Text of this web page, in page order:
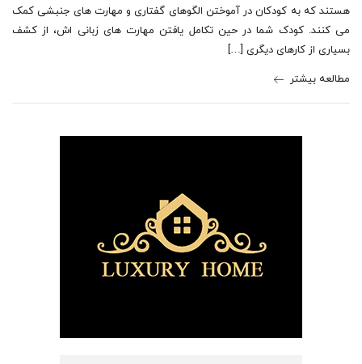
هستند که به کودکان در آموختن الگوهای گفتاری و مهارت های جنبشی کمک
می کنند. کودک شما در حین تکامل یافتن مهارت های زبانی اش، از کشف
بسیاری از کارهای دیگری […]
مطالعه بیشتر